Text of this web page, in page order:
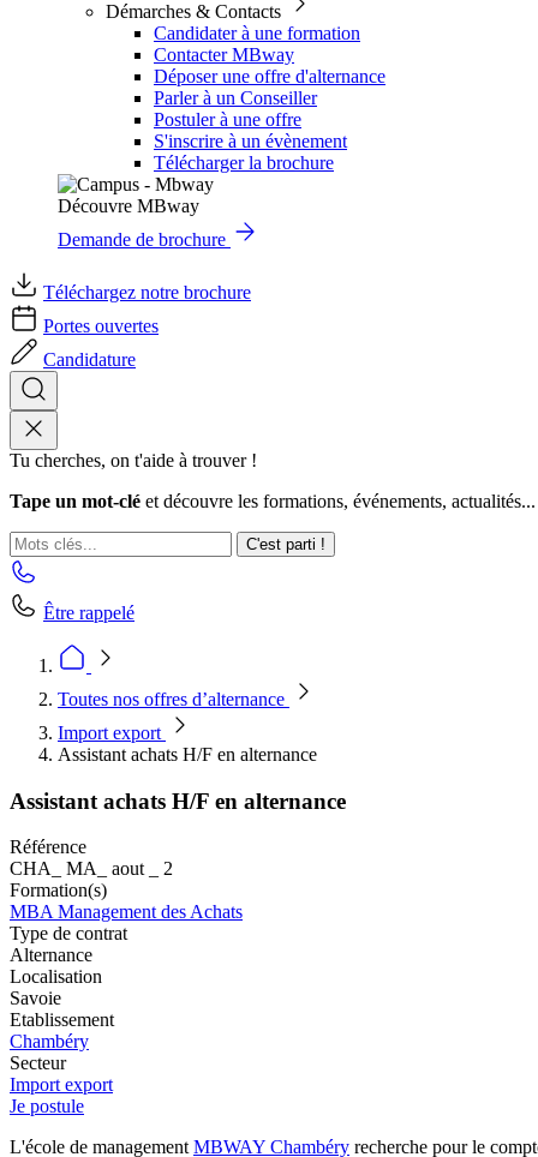
Démarches & Contacts
Candidater à une formation
Contacter MBway
Déposer une offre d'alternance
Parler à un Conseiller
Postuler à une offre
S'inscrire à un évènement
Télécharger la brochure
Découvre MBway
Demande de brochure
Téléchargez notre brochure
Portes ouvertes
Candidature
Tu cherches, on t'aide à trouver !
Tape un mot-clé et découvre les formations, événements,
C'est parti !
Être rappelé
Toutes nos offres d’alternance
Import export
Assistant achats H/F en alternance
Assistant achats H/F en alternance
Référence
CHA_ MA_ aout _ 2
Formation(s)
MBA Management des Achats
Type de contrat
Alternance
Localisation
Savoie
Etablissement
Chambéry
Secteur
Import export
Je postule
L'école de managementMBWAY Chambéry recherche pour le